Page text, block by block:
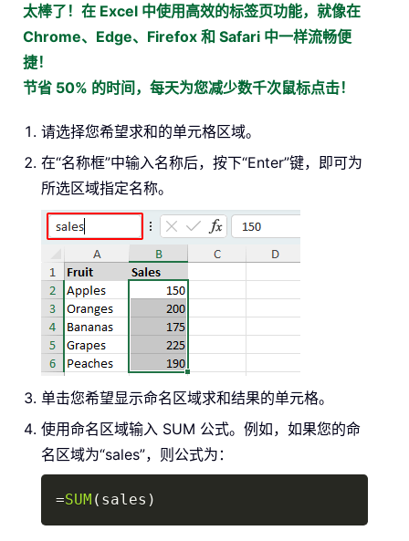
太棒了！在 Excel 中使用高效的标签页功能，就像在
Chrome、Edge、Firefox 和 Safari 中一样流畅便
捷！
节省 50% 的时间，每天为您减少数千次鼠标点击！
请选择您希望求和的单元格区域。
在“名称框”中输入名称后，按下“Enter”键，即可为
所选区域指定名称。
单击您希望显示命名区域求和结果的单元格。
使用命名区域输入 SUM 公式。例如，如果您的命
名区域为“sales”，则公式为：
=SUM ( sales )